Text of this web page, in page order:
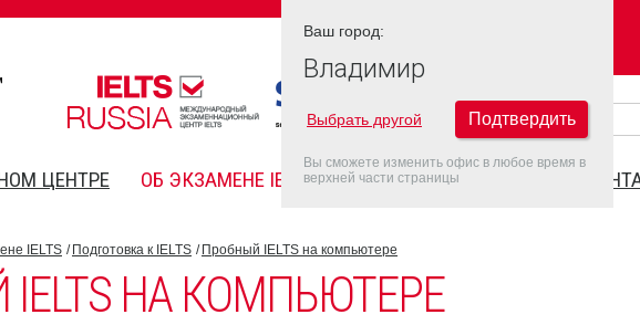
ЦЕНТРЕ ОБ ЭКЗАМЕНЕ IELTS FAQ ДАТЫ IELTS 2022
IELTS Подготовка к IELTS Пробный IELTS на компьютере
НА КОМПЬЮТЕРЕ
Ваш город:
Владимир
Выбрать другой Подтвердить
Вы сможете изменить офис в любое время в
верхней части страницы